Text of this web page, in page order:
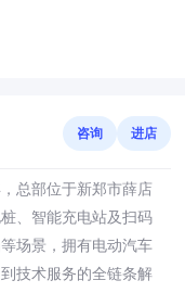
咨询 进店
总部位于新郑市薛店
、智能充电站及扫码
场景，拥有电动汽车
技术服务的全链条解